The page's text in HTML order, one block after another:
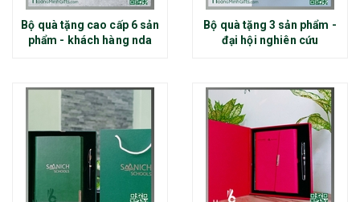
Bộ quà tặng cao cấp 6 sản
phẩm - khách hàng nda
Bộ quà tặng 3 sản phẩm -
đại hội nghiên cứu